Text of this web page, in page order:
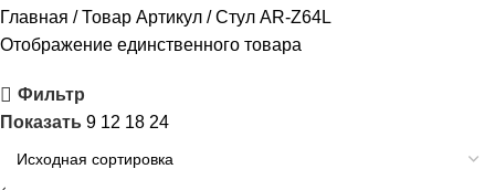
Главная
Товар Артикул
Стул AR-Z64L
Отображение единственного товара
Фильтр
Показать 9 12 18 24